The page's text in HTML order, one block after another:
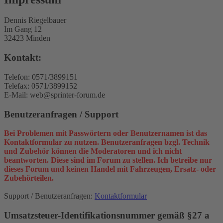
Dennis Riegelbauer
Im Gang 12
32423 Minden
Kontakt:
Telefon: 0571/3899151
Telefax: 0571/3899152
E-Mail: web@sprinter-forum.de
Benutzeranfragen / Support
Bei Problemen mit Passwörtern oder Benutzernamen ist das
Kontaktformular zu nutzen. Benutzeranfragen bzgl. Technik
und Zubehör können die Moderatoren und ich nicht
beantworten. Diese sind im Forum zu stellen. Ich betreibe nur
dieses Forum und keinen Handel mit Fahrzeugen, Ersatz- oder
Zubehörteilen.
Support / Benutzeranfragen: Kontaktformular
Umsatzsteuer-Identifikationsnummer gemäß §27 a